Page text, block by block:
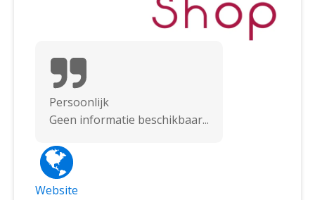
Persoonlijk
Geen informatie beschikbaar...
Website